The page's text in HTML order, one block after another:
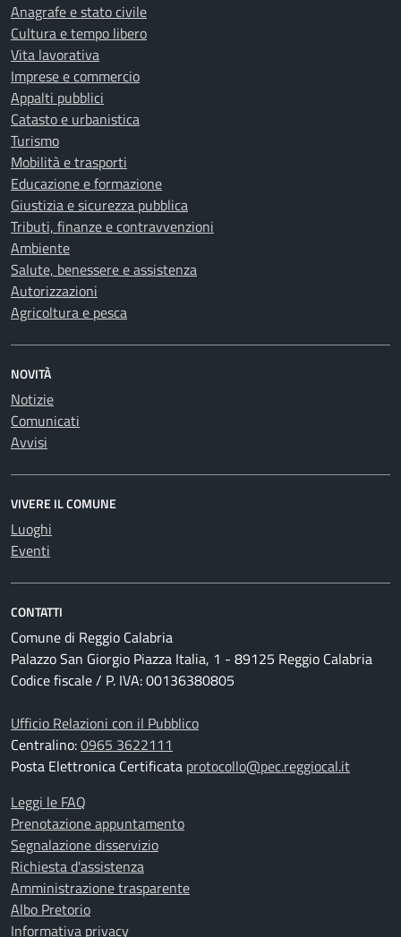
Anagrafe e stato civile
Cultura e tempo libero
Vita lavorativa
Imprese e commercio
Appalti pubblici
Catasto e urbanistica
Turismo
Mobilità e trasporti
Educazione e formazione
Giustizia e sicurezza pubblica
Tributi, finanze e contravvenzioni
Ambiente
Salute, benessere e assistenza
Autorizzazioni
Agricoltura e pesca
NOVITÀ
Notizie
Comunicati
Avvisi
VIVERE IL COMUNE
Luoghi
Eventi
CONTATTI
Comune di Reggio Calabria
Palazzo San Giorgio Piazza Italia, 1 - 89125 Reggio Calabria
Codice fiscale / P. IVA: 00136380805
Ufficio Relazioni con il Pubblico
Centralino:0965 3622111
Posta Elettronica Certificata protocollo@pec.reggiocal.it
Leggi le FAQ
Prenotazione appuntamento
Segnalazione disservizio
Richiesta d'assistenza
Amministrazione trasparente
Albo Pretorio
Informativa privacy